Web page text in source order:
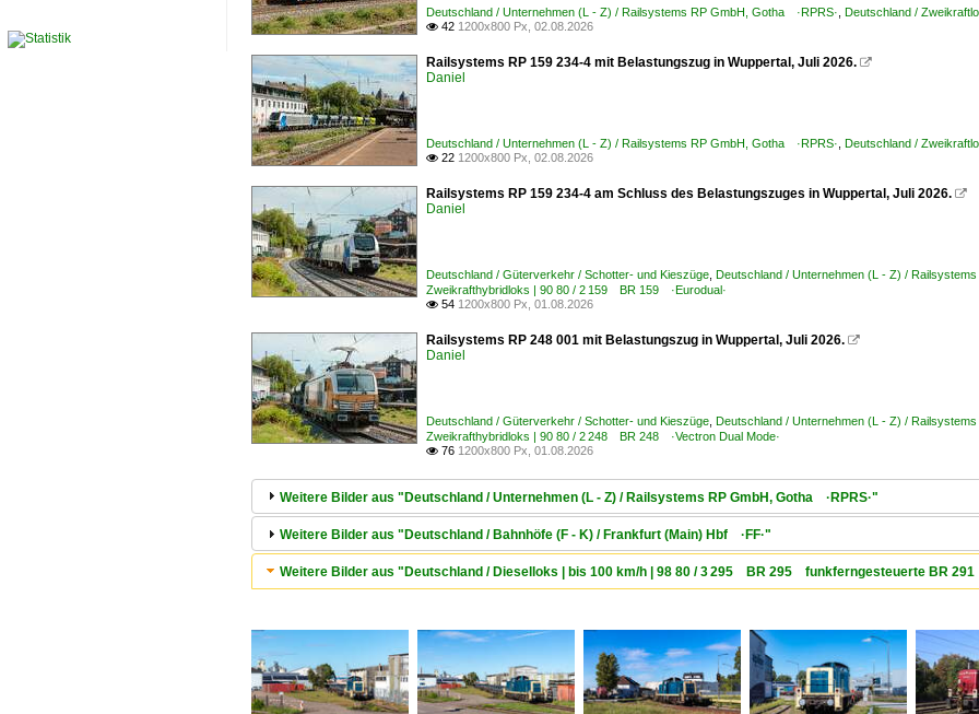
Deutschland / Unternehmen (L - Z) / Railsystems RP GmbH, Gotha ·RPRS· Deutschland /
 42 1200x800 Px, 02.08.2026
Railsystems RP 159 234-4 mit Belastungszug in Wuppertal, Juli 2026. 
Daniel
Deutschland / Unternehmen (L - Z) / Railsystems RP GmbH, Gotha ·RPRS· Deutschland /
 22 1200x800 Px, 02.08.2026
Railsystems RP 159 234-4 am Schluss des Belastungszuges in Wuppertal, Juli 2026. 
Daniel
Deutschland / Güterverkehr / Schotter- und Kieszüge Deutschland / Unternehmen (L - Z) /
Zweikrafthybridloks | 90 80 / 2 159 BR 159 ·Eurodual·
 54 1200x800 Px, 01.08.2026
Railsystems RP 248 001 mit Belastungszug in Wuppertal, Juli 2026. 
Daniel
Deutschland / Güterverkehr / Schotter- und Kieszüge Deutschland / Unternehmen (L - Z) /
Zweikrafthybridloks | 90 80 / 2 248 BR 248 ·Vectron Dual Mode·
 76 1200x800 Px, 01.08.2026
Weitere Bilder aus "Deutschland / Unternehmen (L - Z) / Railsystems RP GmbH, Gotha ·RPRS·"
Weitere Bilder aus "Deutschland / Bahnhöfe (F - K) / Frankfurt (Main) Hbf ·FF·"
Weitere Bilder aus "Deutschland / Dieselloks | bis 100 km/h | 98 80 / 3 295 BR 295 funkferngesteuerte BR 291